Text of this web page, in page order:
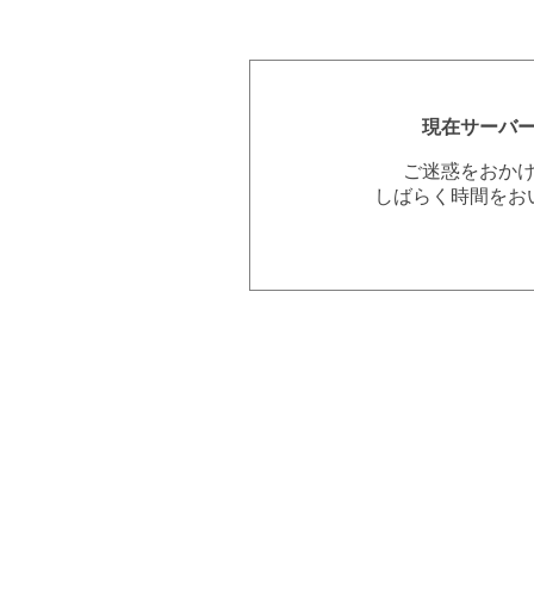
現在サーバ
ご迷惑をおか
しばらく時間を